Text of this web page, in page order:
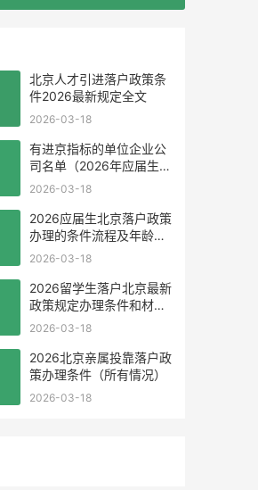
北京人才引进落户政策条
件2026最新规定全文
2026-03-18
有进京指标的单位企业公
司名单（2026年应届生留
学生）
2026-03-18
2026应届生北京落户政策
办理的条件流程及年龄限
制
2026-03-18
2026留学生落户北京最新
政策规定办理条件和材料
及流程
2026-03-18
2026北京亲属投靠落户政
策办理条件（所有情况）
2026-03-18